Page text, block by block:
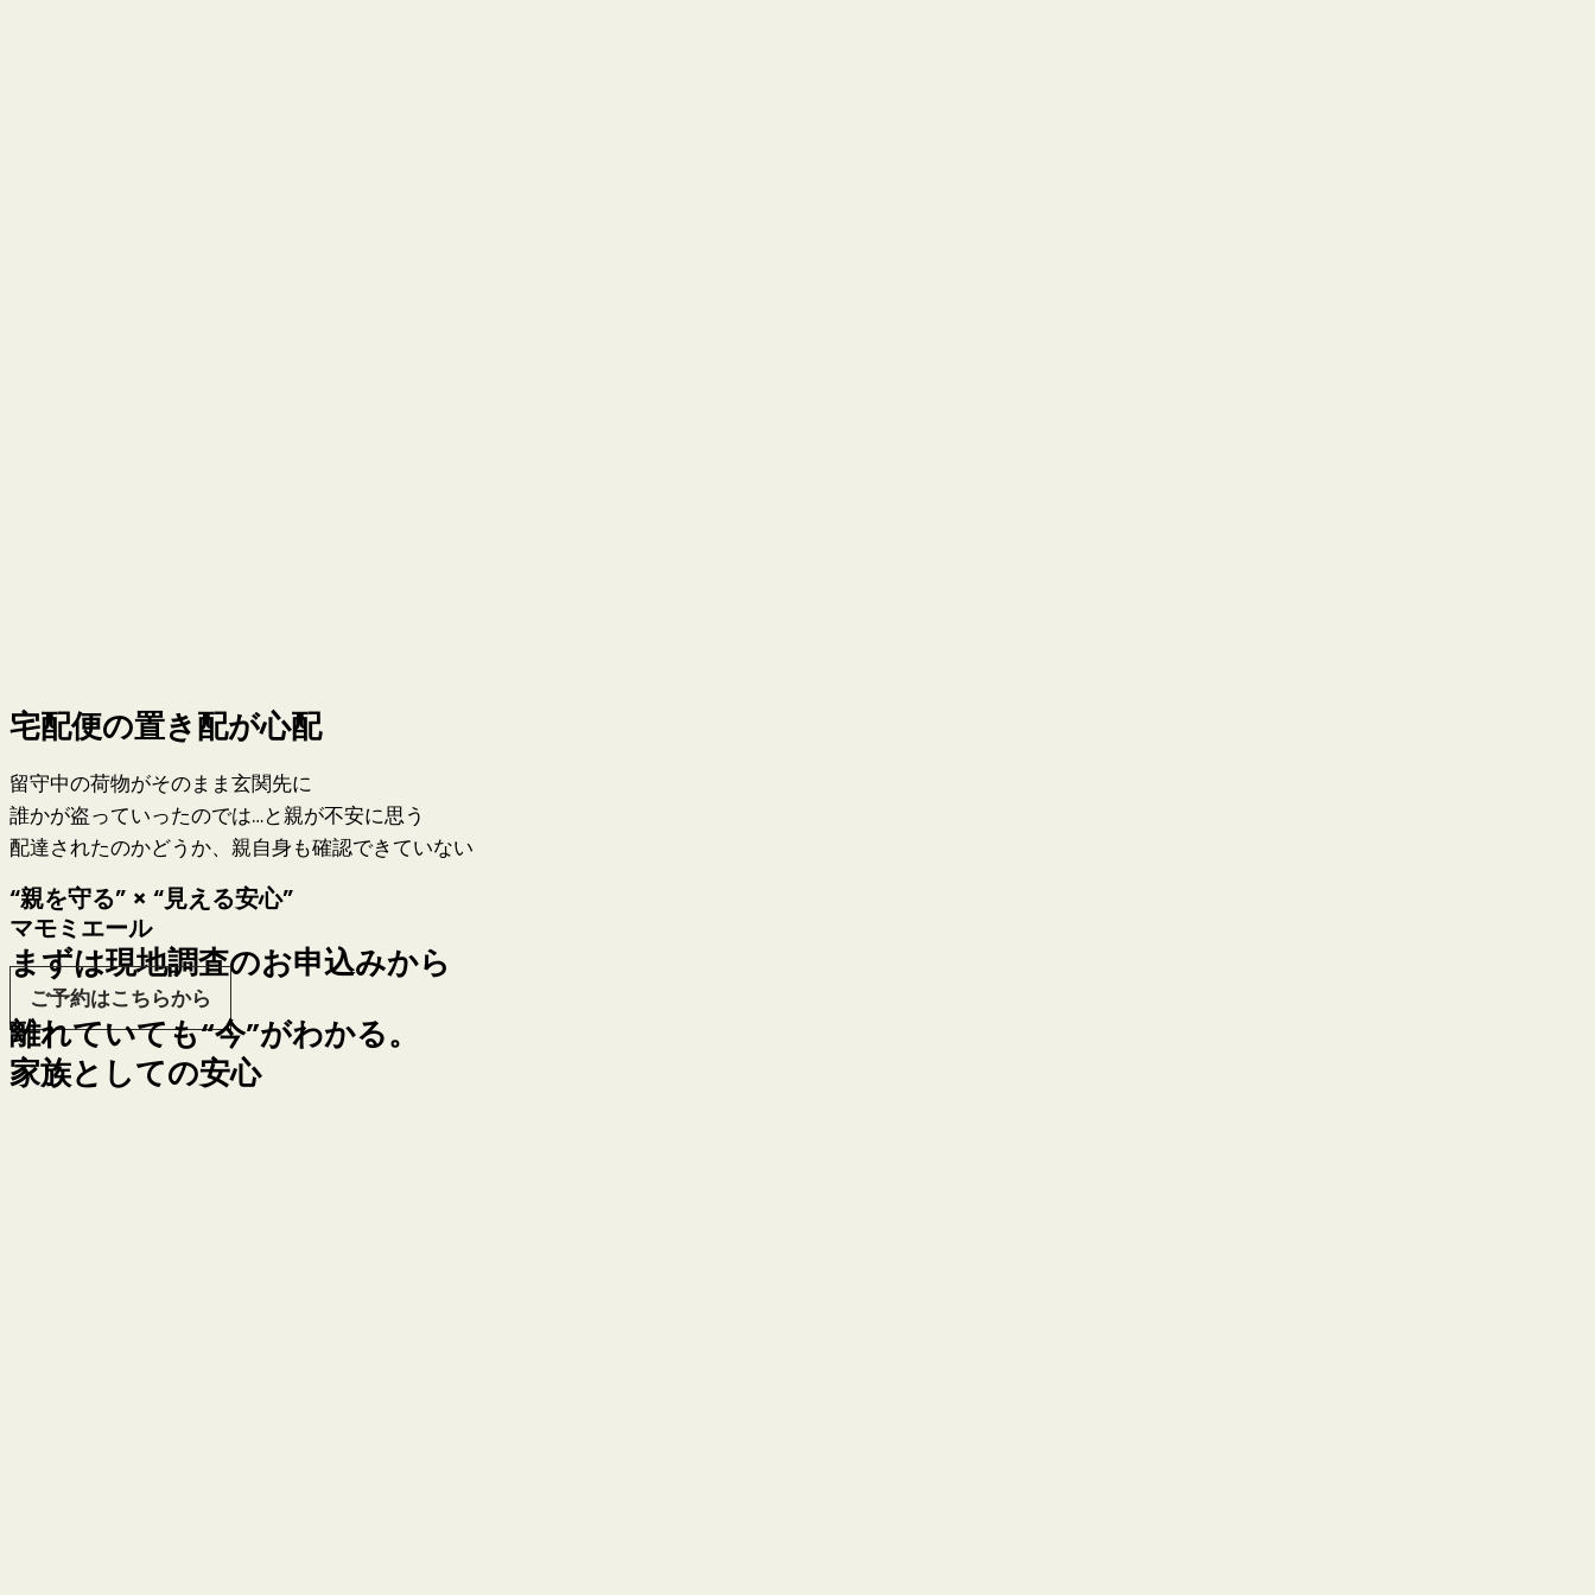
宅配便の置き配が心配
留守中の荷物がそのまま玄関先に
誰かが盗っていったのでは…と親が不安に思う
配達されたのかどうか、親自身も確認できていない
“親を守る” × “見える安心”
マモミエール
まずは現地調査のお申込みから
ご予約はこちらから
離れていても“今”がわかる。
家族としての安心